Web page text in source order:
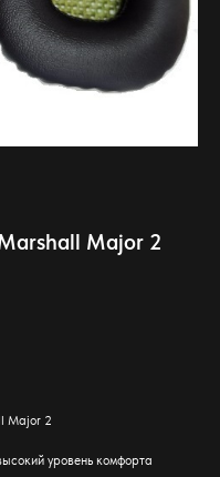
Major 2
Major 2
уровень комфорта